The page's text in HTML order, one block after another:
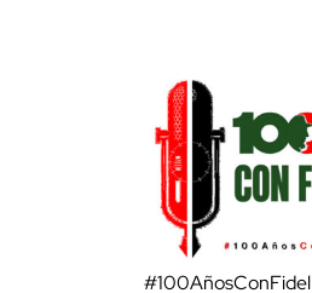
#100AñosConFidel